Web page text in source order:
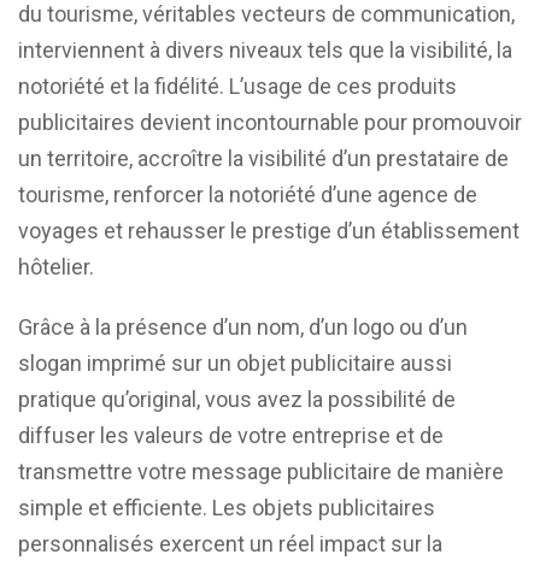
du tourisme, véritables vecteurs de communication,
interviennent à divers niveaux tels que la visibilité, la
notoriété et la fidélité. L’usage de ces produits
publicitaires devient incontournable pour promouvoir
un territoire, accroître la visibilité d’un prestataire de
tourisme, renforcer la notoriété d’une agence de
voyages et rehausser le prestige d’un établissement
hôtelier.
Grâce à la présence d’un nom, d’un logo ou d’un
slogan imprimé sur un objet publicitaire aussi
pratique qu’original, vous avez la possibilité de
diffuser les valeurs de votre entreprise et de
transmettre votre message publicitaire de manière
simple et efficiente. Les objets publicitaires
personnalisés exercent un réel impact sur la